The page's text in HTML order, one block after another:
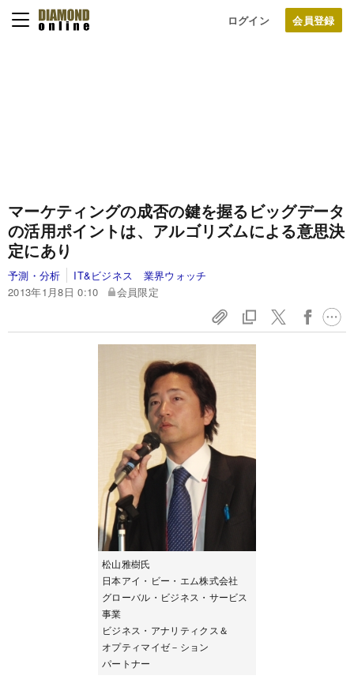
ログイン
マーケティングの成否の鍵を握るビッグデータ
の活用ポイントは、アルゴリズムによる意思決
定にあり
予測・分析
IT&ビジネス 業界ウォッチ
2013年1月8日 0:10
会員限定
松山雅樹氏
日本アイ・ビー・エム株式会社
グローバル・ビジネス・サービス
事業
ビジネス・アナリティクス＆
オプティマイゼ－ション
パートナー